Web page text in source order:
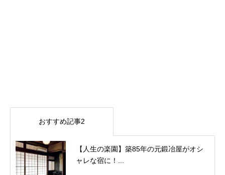
おすすめ記事2
【人生の楽園】築85年の元鍛冶屋がオシ
ャレな宿に！...